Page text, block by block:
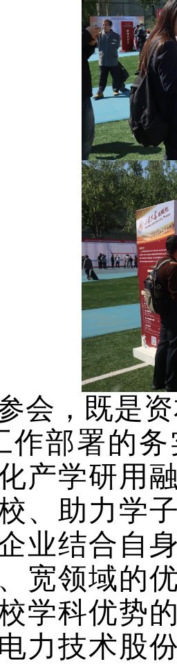
会，既是
作部署的
产学研用
、助力学
业结合自
宽领域的
学科优势
力技术股